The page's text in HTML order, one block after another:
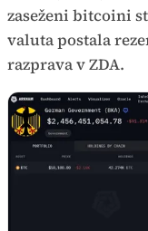
zaseženi bitcoini
valuta postala
razprava v ZDA.